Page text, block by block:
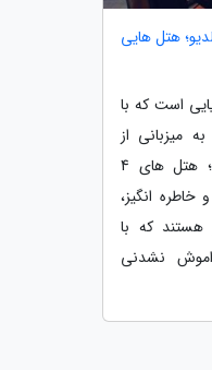
ستاره مالدیو؛ هتل هایی
است که با
میزبانی از
گردشگران خود می پردازد؛ هتل های 4
خاطره انگیز،
که با
نشدنی